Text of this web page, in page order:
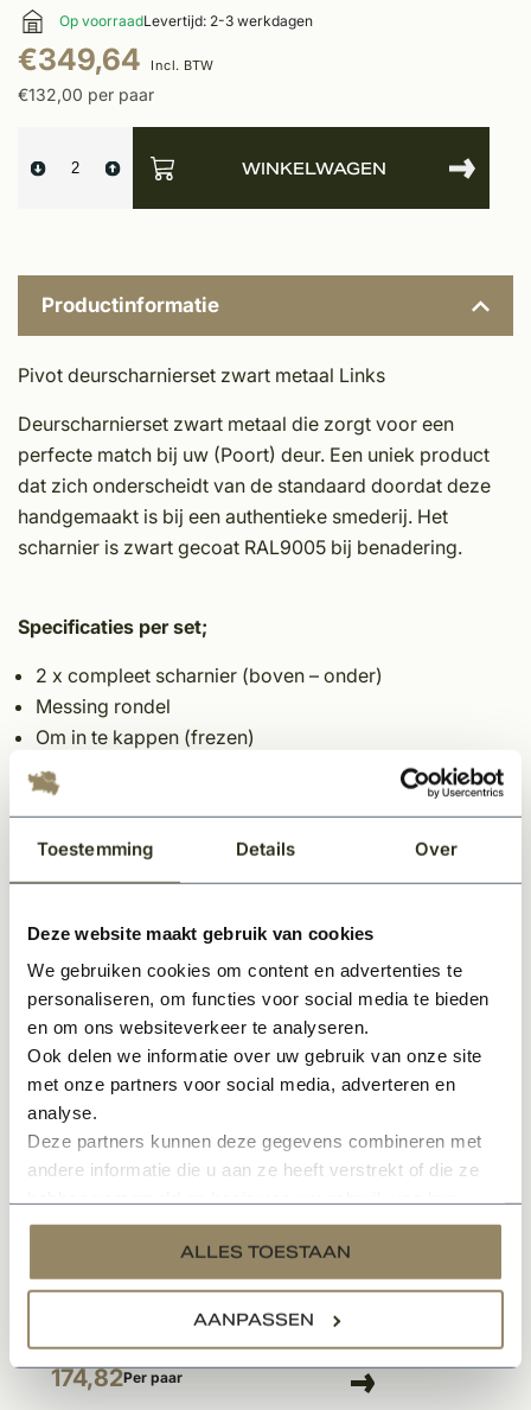
Toestemming Details Over
Deze website maakt gebruik van cookies
We gebruiken cookies om content en advertenties te
personaliseren, om functies voor social media te bieden
en om ons websiteverkeer te analyseren.
Ook delen we informatie over uw gebruik van onze site
met onze partners voor social media, adverteren en
analyse.
Deze partners kunnen deze gegevens combineren met
andere informatie die u aan ze heeft verstrekt of die ze
services.
ALLES TOESTAAN
AANPASSEN
Op voorraadLevertijd: 2-3 werkdagen
€349,64 Incl. BTW
€132,00 per paar
WINKELWAGEN
Productinformatie
Pivot deurscharnierset zwart metaal Links
Deurscharnierset zwart metaal die zorgt voor een
perfecte match bij uw (Poort) deur. Een uniek product
dat zich onderscheidt van de standaard doordat deze
handgemaakt is bij een authentieke smederij. Het
scharnier is zwart gecoat RAL9005 bij benadering.
Specificaties per set;
2 x compleet scharnier (boven – onder)
Messing rondel
Om in te kappen (frezen)
Staal van 8 mm
Schroeflat 3 x 30 cm
Bestemd voor één poortvleugel /deur.
Gerelateerde producten
Pivot poortdeur scharnierset zwart gesmeed Rechts
174,82Per paar